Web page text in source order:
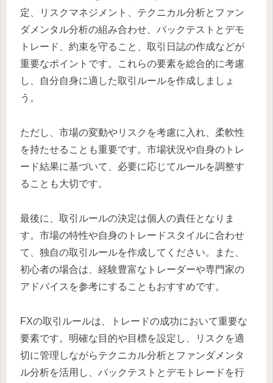
定、リスクマネジメント、テクニカル分析とファン
ダメンタル分析の組み合わせ、バックテストとデモ
トレード、約束を守ること、取引日誌の作成などが
重要なポイントです。これらの要素を総合的に考慮
し、自分自身に適した取引ルールを作成しましょ
う。
ただし、市場の変動やリスクを考慮に入れ、柔軟性
を持たせることも重要です。市場状況や自身のトレ
ード結果に基づいて、必要に応じてルールを調整す
ることも大切です。
最後に、取引ルールの決定は個人の責任となりま
す。市場の特性や自身のトレードスタイルに合わせ
て、独自の取引ルールを作成してください。また、
初心者の場合は、経験豊富なトレーダーや専門家の
アドバイスを参考にすることもおすすめです。
FXの取引ルールは、トレードの成功において重要な
要素です。明確な目的や目標を設定し、リスクを適
切に管理しながらテクニカル分析とファンダメンタ
ル分析を活用し、バックテストとデモトレードを行